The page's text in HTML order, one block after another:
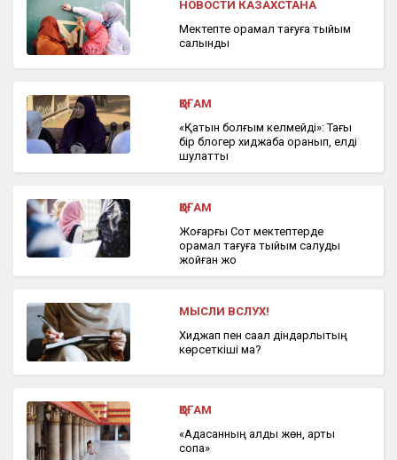
НОВОСТИ КАЗАХСТАНА
Мектепте орамал тағуға тыйым
салынды
ҚОҒАМ
«Қатын болғым келмейді»: Тағы
бір блогер хиджабқа оранып, елді
шулатты
ҚОҒАМ
Жоғарғы Сот мектептерде
орамал тағуға тыйым салуды
жойған жоқ
МЫСЛИ ВСЛУХ!
Хиджап пен сақал діндарлықтың
көрсеткіші ма?
ҚОҒАМ
«Адасқанның алды жөн, арты
соқпақ»